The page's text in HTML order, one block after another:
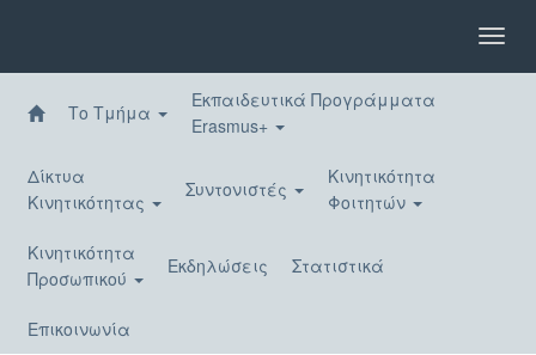
περιεχόμενο
Το Τμήμα
Εκπαιδευτικά Προγράμματα
Erasmus+
Δίκτυα
Κινητικότητας
Συντονιστές
Κινητικότητα
Φοιτητών
Κινητικότητα
Προσωπικού
Εκδηλώσεις Στατιστικά
Επικοινωνία